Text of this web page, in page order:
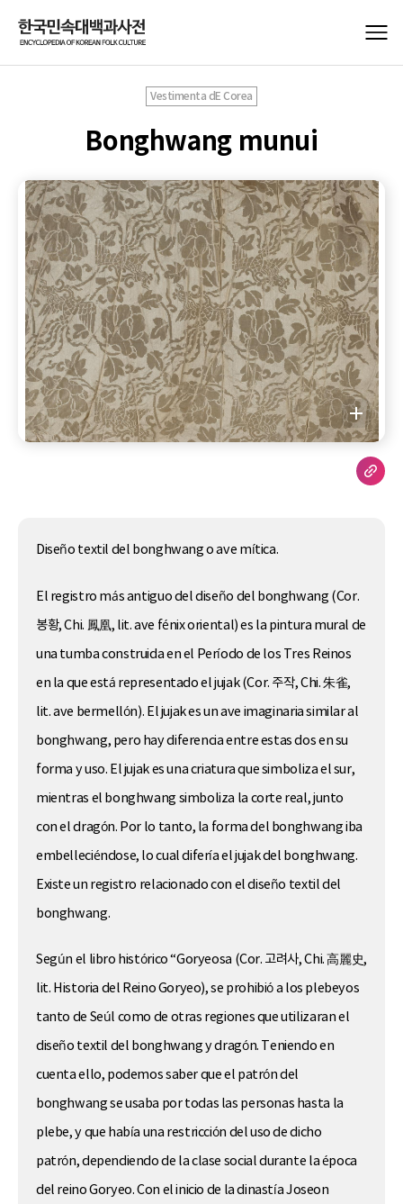
Vestimenta dE Corea
Bonghwang munui
Diseño textil del bonghwang o ave mítica.
El registro más antiguo del diseño del bonghwang (Cor.
봉황, Chi. 鳳凰, lit. ave fénix oriental) es la pintura mural de
una tumba construida en el Período de los Tres Reinos
en la que está representado el jujak (Cor. 주작, Chi. 朱雀,
lit. ave bermellón). El jujak es un ave imaginaria similar al
bonghwang, pero hay diferencia entre estas dos en su
forma y uso. El jujak es una criatura que simboliza el sur,
mientras el bonghwang simboliza la corte real, junto
con el dragón. Por lo tanto, la forma del bonghwang iba
embelleciéndose, lo cual difería el jujak del bonghwang.
Existe un registro relacionado con el diseño textil del
bonghwang.
Según el libro histórico “Goryeosa (Cor. 고려사, Chi. 高麗史,
lit. Historia del Reino Goryeo), se prohibió a los plebeyos
tanto de Seúl como de otras regiones que utilizaran el
diseño textil del bonghwang y dragón. Teniendo en
cuenta ello, podemos saber que el patrón del
bonghwang se usaba por todas las personas hasta la
plebe, y que había una restricción del uso de dicho
patrón, dependiendo de la clase social durante la época
del reino Goryeo. Con el inicio de la dinastía Joseon